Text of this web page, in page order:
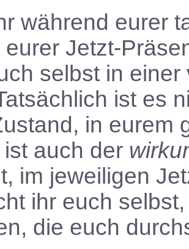
während eurer
eurer Jetzt-
selbst in
ist es
in eurem
auch der
im jeweiligen
ihr euch
die euch